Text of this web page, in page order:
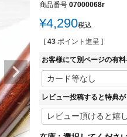
商品番号 07000068r
¥4,290税込
[ 43 ポイント進呈 ]
お客様にて別ページの有
レビュー投稿すると特典